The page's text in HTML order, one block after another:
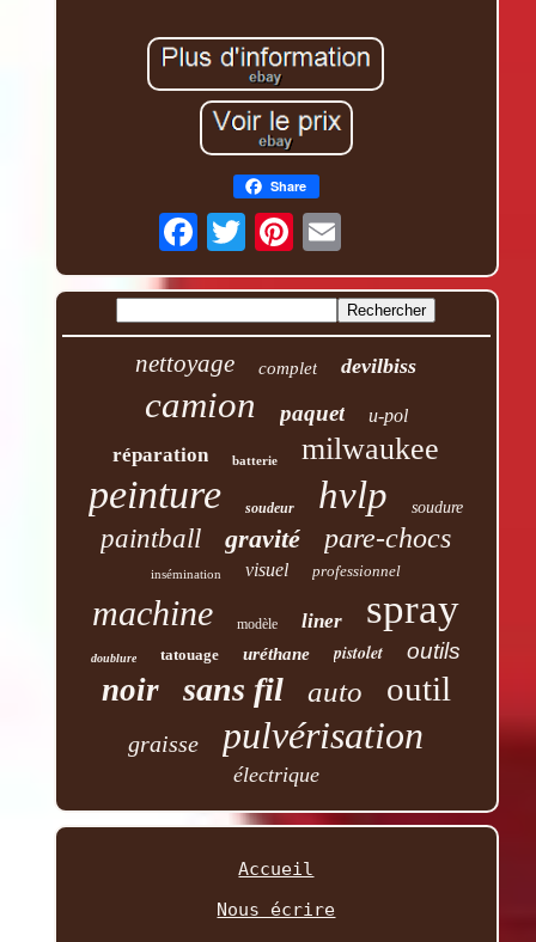
Share
nettoyage complet devilbiss
camion paquet u-pol
réparation batterie milwaukee
peinture soudeur hvlp soudure
paintball gravité pare-chocs
insémination visuel professionnel
machine modèle liner spray
doublure tatouage uréthane pistolet outils
noir sans fil auto outil
graisse pulvérisation
électrique
Accueil
Nous écrire